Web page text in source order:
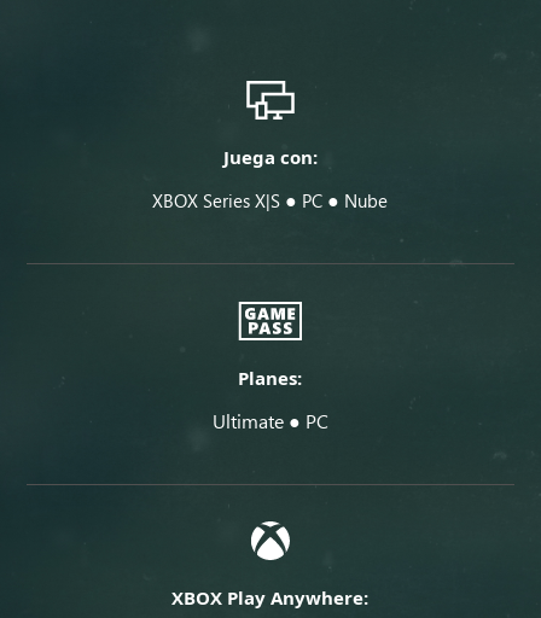
Juega con:
XBOX Series X|S ● PC ● Nube
Planes:
Ultimate ● PC
XBOX Play Anywhere: